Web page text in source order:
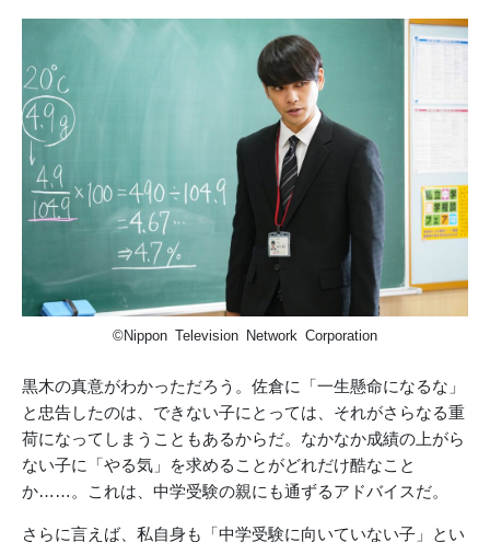
©Nippon Television Network Corporation
黒木の真意がわかっただろう。佐倉に「一生懸命になるな」
と忠告したのは、できない子にとっては、それがさらなる重
荷になってしまうこともあるからだ。なかなか成績の上がら
ない子に「やる気」を求めることがどれだけ酷なこと
か……。これは、中学受験の親にも通ずるアドバイスだ。
さらに言えば、私自身も「中学受験に向いていない子」とい